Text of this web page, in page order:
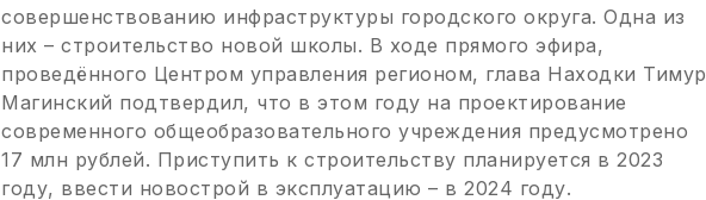
совершенствованию инфраструктуры городского округа. Одна из
них – строительство новой школы. В ходе прямого эфира,
проведённого Центром управления регионом, глава Находки Тимур
Магинский подтвердил, что в этом году на проектирование
современного общеобразовательного учреждения предусмотрено
17 млн рублей. Приступить к строительству планируется в 2023
году, ввести новострой в эксплуатацию – в 2024 году.